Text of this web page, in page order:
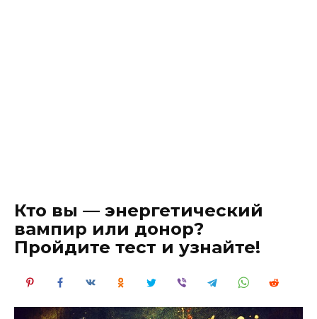
Кто вы — энергетический
вампир или донор?
Пройдите тест и узнайте!